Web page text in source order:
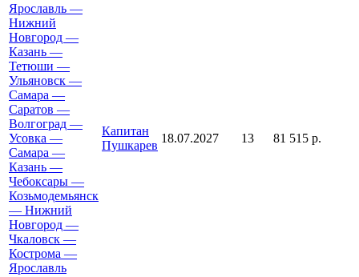
Ярославль —
Нижний
Новгород —
Казань —
Тетюши —
Ульяновск —
Самара —
Саратов —
Волгоград —
Усовка —
Самара —
Казань —
Чебоксары —
Козьмодемьянск
— Нижний
Новгород —
Чкаловск —
Кострома —
Ярославль
Капитан
Пушкарев
18.07.2027 13 81 515 р.